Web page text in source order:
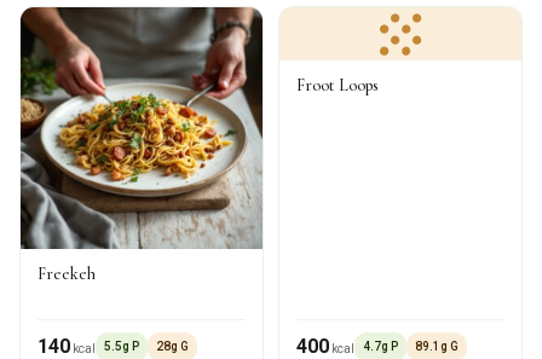
Freekeh
140 kcal 5.5g P 28g G
Froot Loops
400 kcal 4.7g P 89.1g G